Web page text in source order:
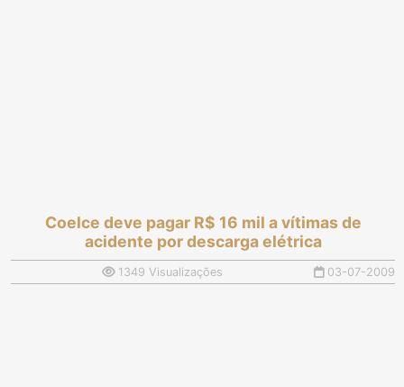
Coelce deve pagar R$ 16 mil a vítimas de
acidente por descarga elétrica
1349 Visualizações 03-07-2009